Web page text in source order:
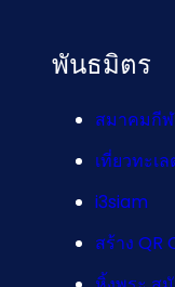
พันธมิตร
สมาคมกีฬ
เที่ยวทะเ
i3siam
สร้าง QR